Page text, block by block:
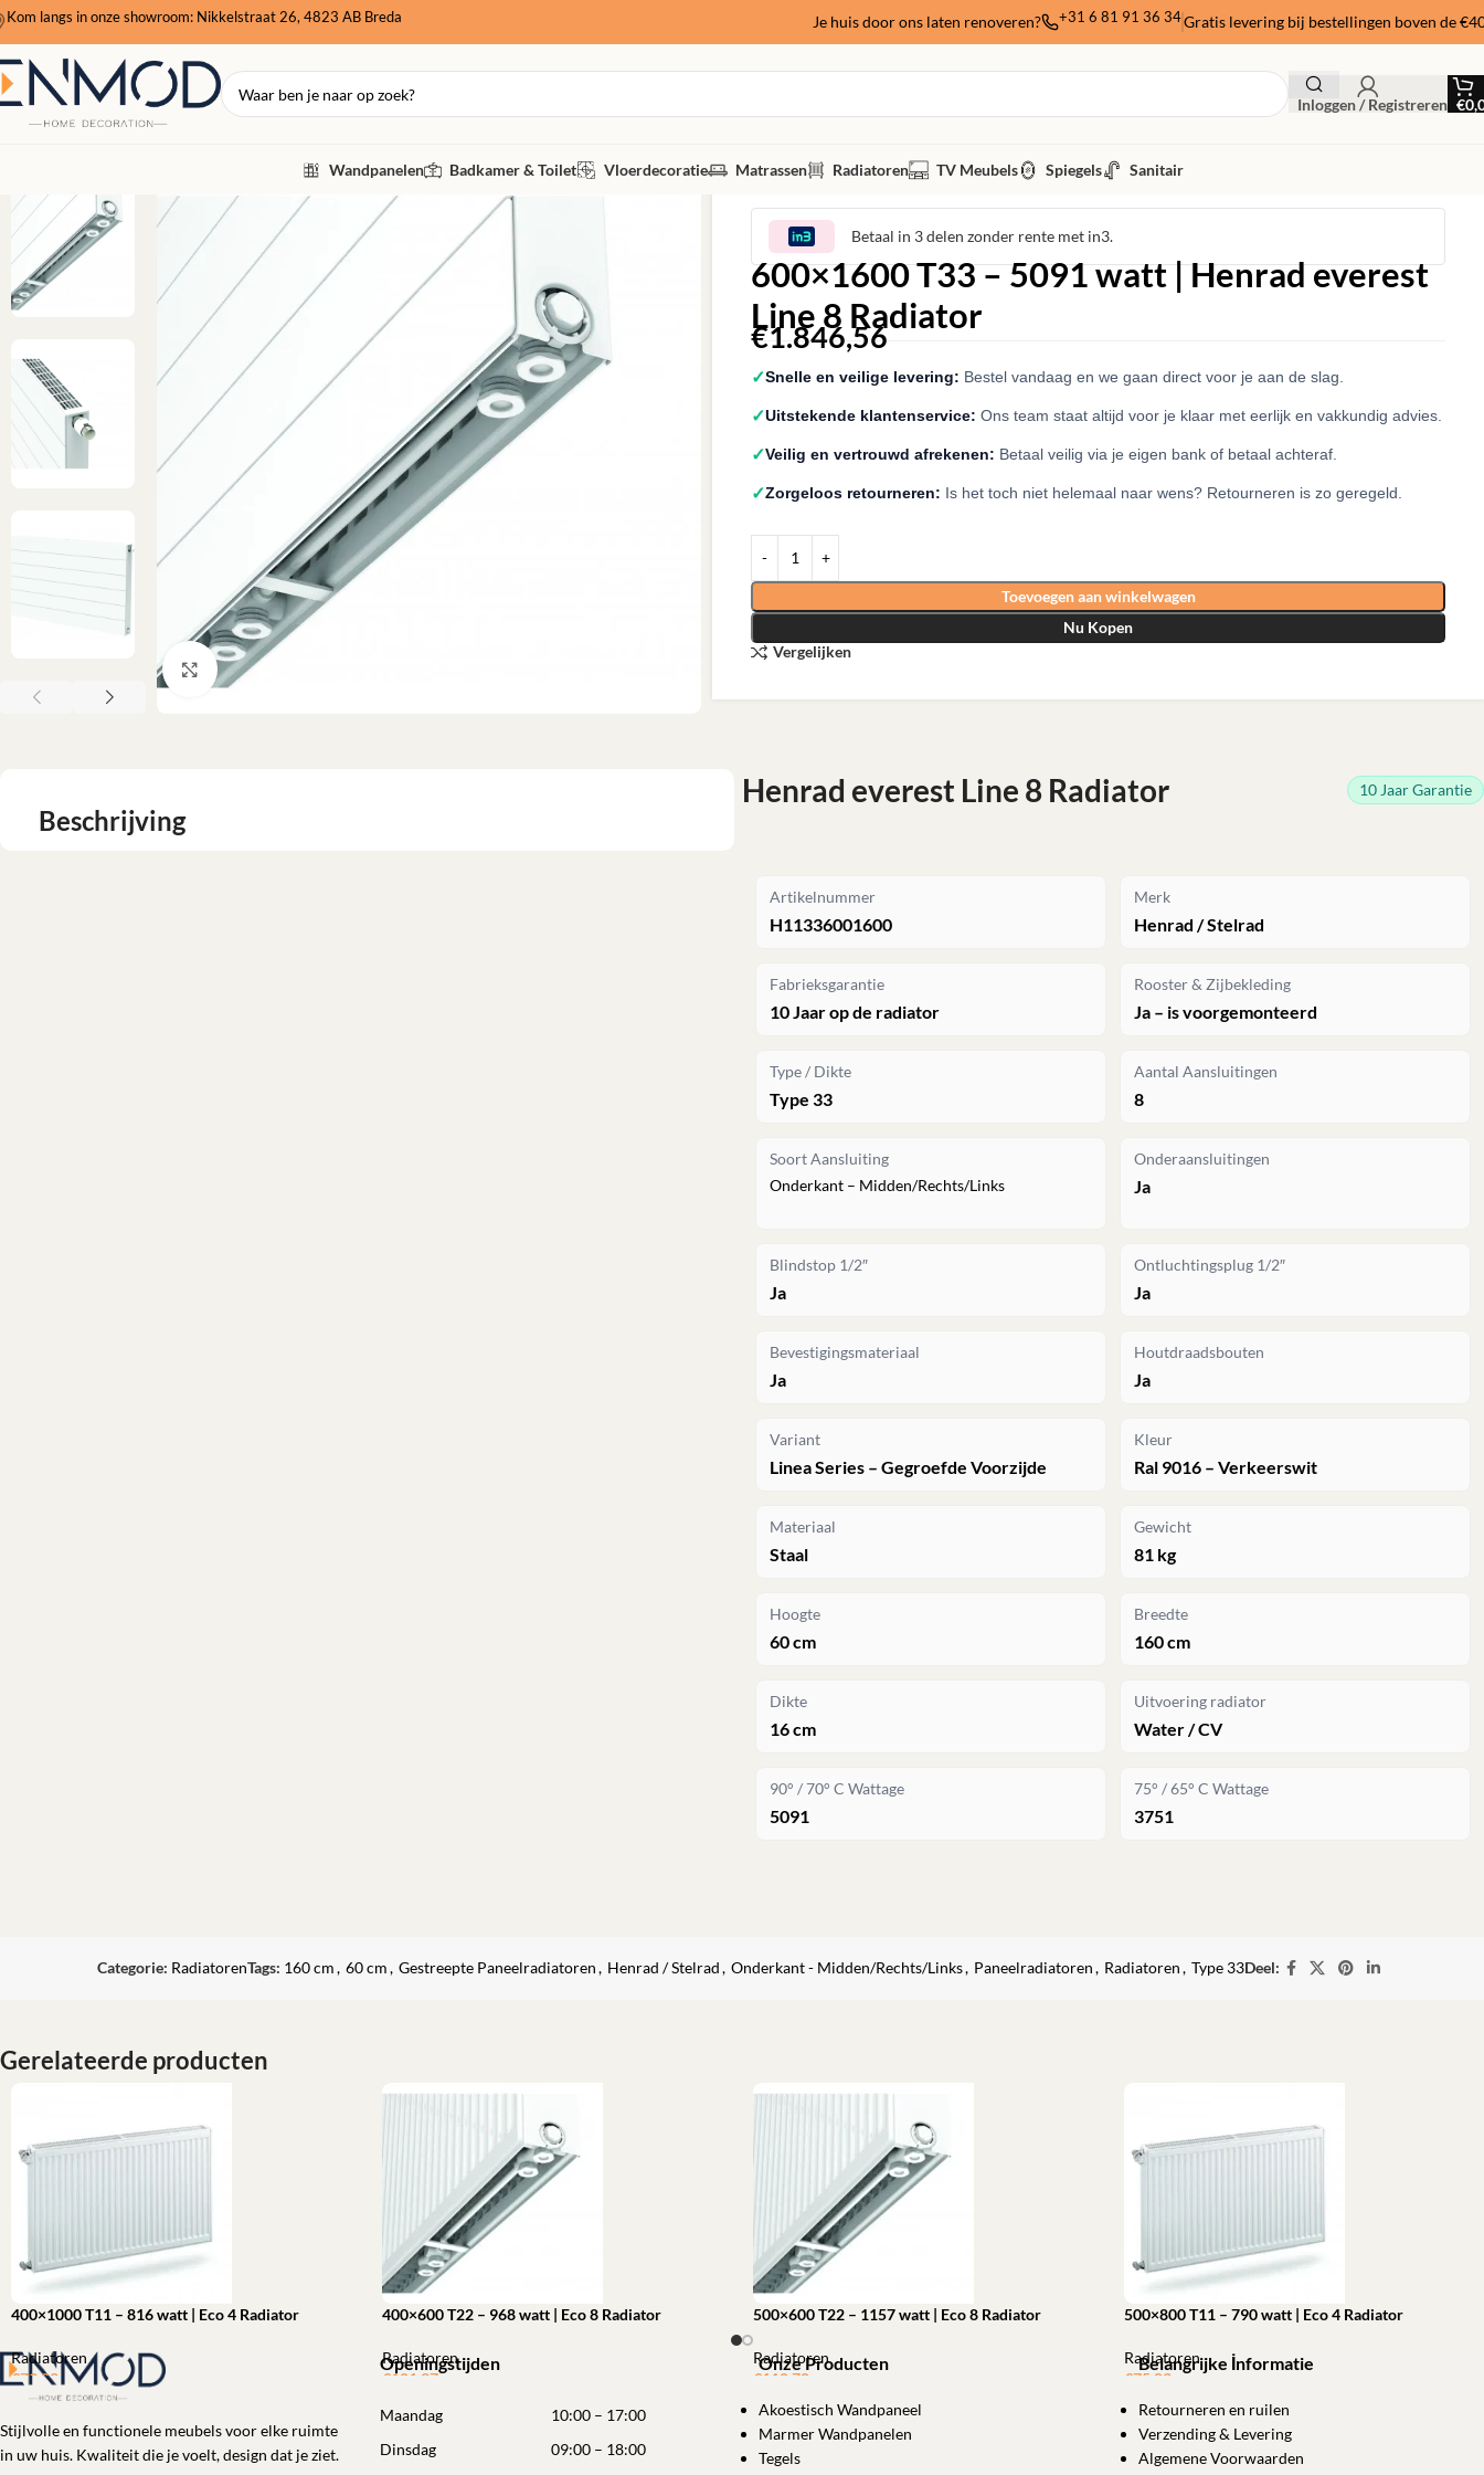
Kom langs in onze showroom: Nikkelstraat 26, 4823 AB Breda Je huis door ons laten renoveren? +31 6 81 91 36 34Gratis levering bij bestellingen boven de
Inloggen / Registreren €
Wandpanelen Badkamer & Toilet Vloerdecoratie Matrassen Radiatoren TV Meubels Spiegels Sanitair
Klik om te vergroten
Betaal in 3 delen zonder rente met in3.
600×1600 T33 – 5091 watt | Henrad everest
Line 8 Radiator
€1.846,56
✓Snelle en veilige levering: Bestel vandaag en we gaan direct voor je aan de slag.
✓Uitstekende klantenservice: Ons team staat altijd voor je klaar met eerlijk en vakkundig advies.
✓Veilig en vertrouwd afrekenen: Betaal veilig via je eigen bank of betaal achteraf.
✓Zorgeloos retourneren: Is het toch niet helemaal naar wens? Retourneren is zo geregeld.
Toevoegen aan winkelwagen
Nu Kopen
Vergelijken
Beschrijving
Henrad everest Line 8 Radiator 10 Jaar Garantie
Artikelnummer
H11336001600
Merk
Henrad / Stelrad
Fabrieksgarantie
10 Jaar op de radiator
Rooster & Zijbekleding
Ja – is voorgemonteerd
Type / Dikte
Type 33
Aantal Aansluitingen
8
Soort Aansluiting
Onderkant – Midden/Rechts/Links
Onderaansluitingen
Ja
Blindstop 1/2″
Ja
Ontluchtingsplug 1/2″
Ja
Bevestigingsmateriaal
Ja
Houtdraadsbouten
Ja
Variant
Linea Series – Gegroefde Voorzijde
Kleur
Ral 9016 – Verkeerswit
Materiaal
Staal
Gewicht
81 kg
Hoogte
60 cm
Breedte
160 cm
Dikte
16 cm
Uitvoering radiator
Water / CV
90° / 70° C Wattage
5091
75° / 65° C Wattage
3751
Categorie: RadiatorenTags: 160 cm, 60 cm, Gestreepte Paneelradiatoren, Henrad / Stelrad, Onderkant - Midden/Rechts/Links, Paneelradiatoren, Radiatoren, Type 33Deel:
Gerelateerde producten
400×1000 T11 – 816 watt | Eco 4 Radiator
Radiatoren
€79,23
400×600 T22 – 968 watt | Eco 8 Radiator
Radiatoren
€101,37
Toevoegen aan winkelwagen
500×600 T22 – 1157 watt | Eco 8 Radiator
Radiatoren
€110,70
Toevoegen aan winkelwagen
500×800 T11 – 790 watt | Eco 4 Radiator
Radiatoren
€75,83
Toevoegen aan winkelwagen
Stijlvolle en functionele meubels voor elke ruimte
in uw huis. Kwaliteit die je voelt, design dat je ziet.
Openingstijden
Maandag
10:00 – 17:00
Dinsdag
09:00 – 18:00
Onze Producten
Akoestisch Wandpaneel
Marmer Wandpanelen
Tegels
Belangrijke İnformatie
Retourneren en ruilen
Verzending & Levering
Algemene Voorwaarden